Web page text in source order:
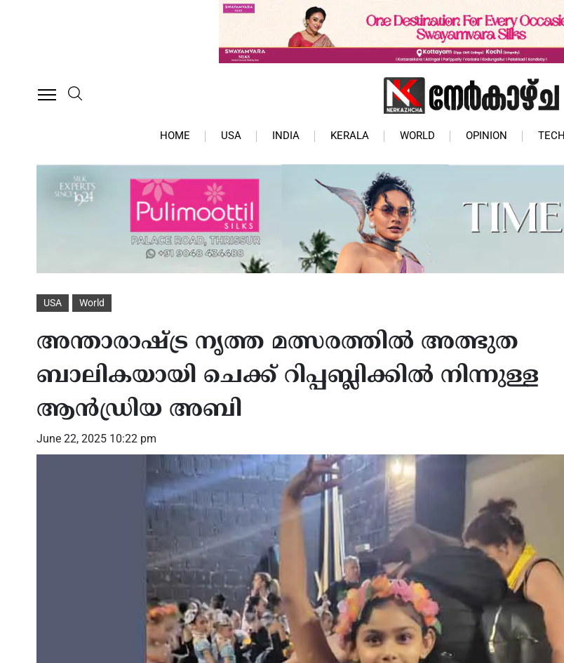
HOME USA INDIA KERALA WORLD OPINION TECH
USA World
അന്താരാഷ്ട്ര നൃത്ത മത്സരത്തിൽ അത്ഭുത
ബാലികയായി ചെക്ക് റിപ്പബ്ലിക്കിൽ നിന്നുള്ള
ആൻഡ്രിയ അബി
June 22, 2025 10:22 pm